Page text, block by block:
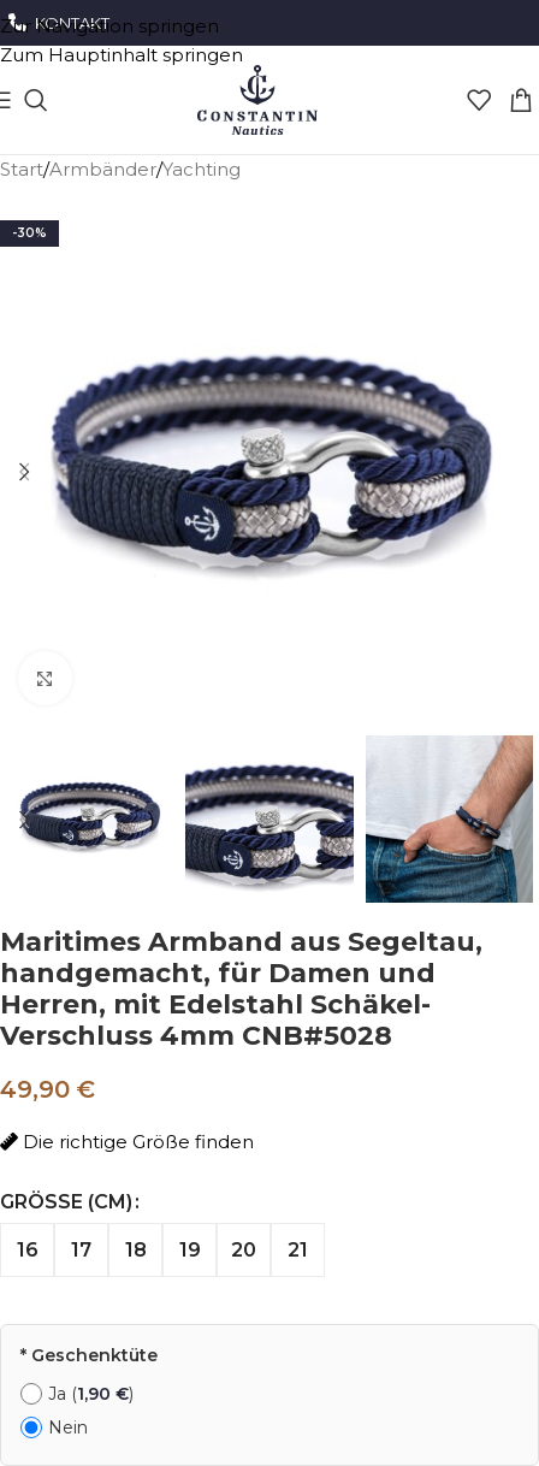
Zur Navigation springen
Zum Hauptinhalt springen
KONTAKT
Start/Armbänder/Yachting
-30%
Maritimes Armband aus Segeltau,
handgemacht, für Damen und
Herren, mit Edelstahl Schäkel-
Verschluss 4mm CNB#5028
49,90 €
Die richtige Größe finden
GRÖSSE (CM)
16 17 18 19 20 21
* Geschenktüte
Ja (1,90 €)
Nein